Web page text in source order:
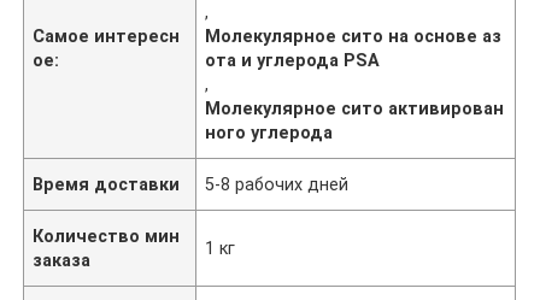
Самое интересн
ое:
,
Молекулярное сито на основе аз
ота и углерода PSA
,
Молекулярное сито активирован
ного углерода
Время доставки 5-8 рабочих дней
Количество мин
заказа
1 кг